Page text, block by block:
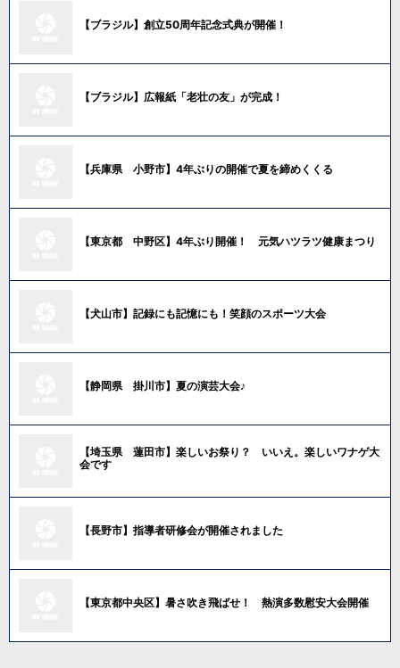
【ブラジル】創立50周年記念式典が開催！
【ブラジル】広報紙「老壮の友」が完成！
【兵庫県 小野市】4年ぶりの開催で夏を締めくくる
【東京都 中野区】4年ぶり開催！ 元気ハツラツ健康まつり
【犬山市】記録にも記憶にも！笑顔のスポーツ大会
【静岡県 掛川市】夏の演芸大会♪
【埼玉県 蓮田市】楽しいお祭り？ いいえ。楽しいワナゲ大
会です
【長野市】指導者研修会が開催されました
【東京都中央区】暑さ吹き飛ばせ！ 熱演多数慰安大会開催